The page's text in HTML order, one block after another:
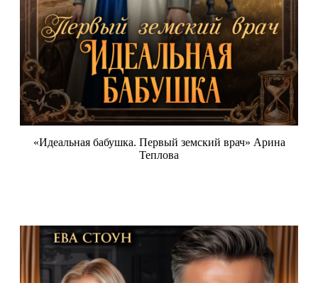
«Идеальная бабушка. Первый земский врач» Арина
Теплова